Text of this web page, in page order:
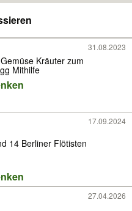
31.08.2023
Kräuter zum
Mithilfe
17.09.2024
14 Berliner Flötisten
27.04.2026